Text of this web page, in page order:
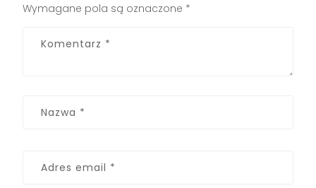
Wymagane pola są oznaczone *